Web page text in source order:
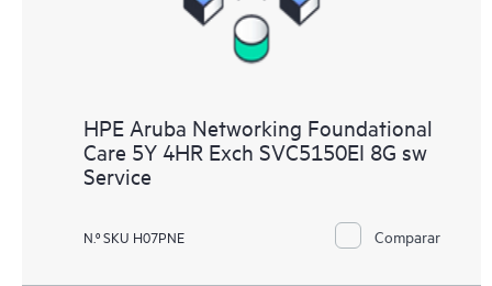
HPE Aruba Networking Foundational
Care 5Y 4HR Exch SVC5150EI 8G sw
Service
N.º SKU H07PNE Comparar